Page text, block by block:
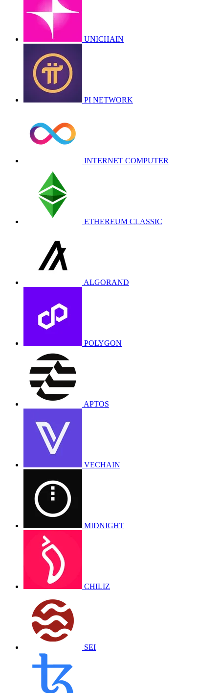
UNICHAIN
PI NETWORK
INTERNET COMPUTER
ETHEREUM CLASSIC
ALGORAND
POLYGON
APTOS
VECHAIN
MIDNIGHT
CHILIZ
SEI